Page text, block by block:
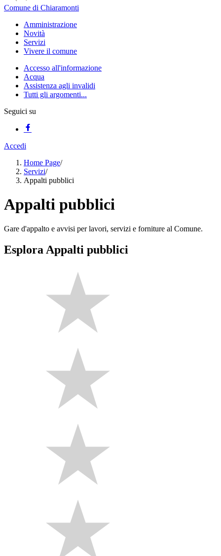
Comune di Chiaramonti
Amministrazione
Novità
Servizi
Vivere il comune
Accesso all'informazione
Acqua
Assistenza agli invalidi
Tutti gli argomenti...
Seguici su
Accedi
Home Page/
Servizi/
Appalti pubblici
Appalti pubblici
Gare d'appalto e avvisi per lavori, servizi e forniture al Comune.
Esplora Appalti pubblici